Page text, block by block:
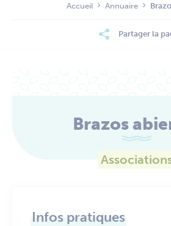
Accueil Annuaire
Partager la
Brazos
Infos pratiques